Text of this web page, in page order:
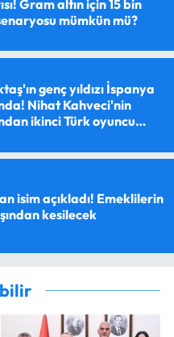
Gram altın için 15 bin
mümkün mü?
genç yıldızı İspanya
Nihat Kahveci'nin
ikinci Türk oyuncu
isim açıkladı! Emeklilerin
kesilecek